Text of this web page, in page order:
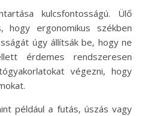
kulcsfontosságú. Ülő
hogy ergonomikus székben
úgy állítsák be, hogy ne
érdemes rendszeresen
végezni, hogy
például a futás, úszás vagy